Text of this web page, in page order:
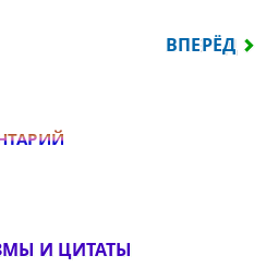
БЫТЬ САМИМ СОБОЙ —
ВПЕРЁД
И ЦИТАТЫ